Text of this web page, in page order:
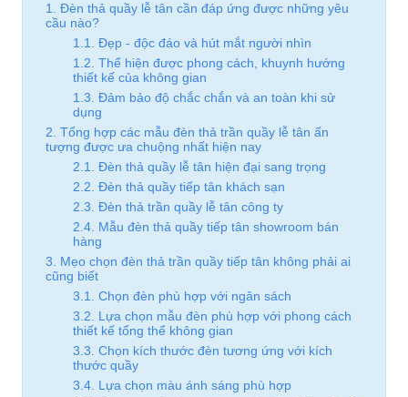
1. Đèn thả quầy lễ tân cần đáp ứng được những yêu
cầu nào?
1.1. Đẹp - độc đáo và hút mắt người nhìn
1.2. Thể hiện được phong cách, khuynh hướng
thiết kế của không gian
1.3. Đảm bảo độ chắc chắn và an toàn khi sử
dụng
2. Tổng hợp các mẫu đèn thả trần quầy lễ tân ấn
tượng được ưa chuộng nhất hiện nay
2.1. Đèn thả quầy lễ tân hiện đại sang trọng
2.2. Đèn thả quầy tiếp tân khách sạn
2.3. Đèn thả trần quầy lễ tân công ty
2.4. Mẫu đèn thả quầy tiếp tân showroom bán
hàng
3. Mẹo chọn đèn thả trần quầy tiếp tân không phải ai
cũng biết
3.1. Chọn đèn phù hợp với ngân sách
3.2. Lựa chọn mẫu đèn phù hợp với phong cách
thiết kế tổng thể không gian
3.3. Chọn kích thước đèn tương ứng với kích
thước quầy
3.4. Lựa chọn màu ánh sáng phù hợp